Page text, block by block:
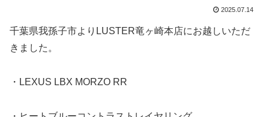
2025.07.14
千葉県我孫子市よりLUSTER竜ヶ崎本店にお越しいただ
きました。
・LEXUS LBX MORZO RR